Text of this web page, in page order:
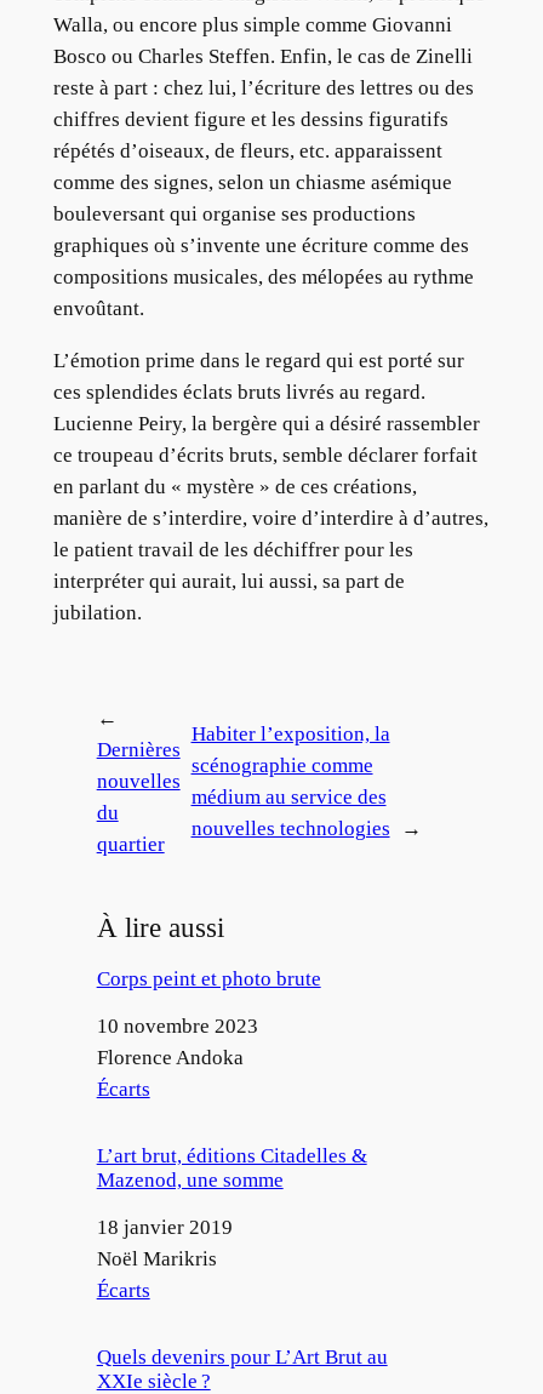
Walla, ou encore plus simple comme Giovanni
Bosco ou Charles Steffen. Enfin, le cas de Zinelli
reste à part : chez lui, l’écriture des lettres ou des
chiffres devient figure et les dessins figuratifs
répétés d’oiseaux, de fleurs, etc. apparaissent
comme des signes, selon un chiasme asémique
bouleversant qui organise ses productions
graphiques où s’invente une écriture comme des
compositions musicales, des mélopées au rythme
envoûtant.
L’émotion prime dans le regard qui est porté sur
ces splendides éclats bruts livrés au regard.
Lucienne Peiry, la bergère qui a désiré rassembler
ce troupeau d’écrits bruts, semble déclarer forfait
en parlant du « mystère » de ces créations,
manière de s’interdire, voire d’interdire à d’autres,
le patient travail de les déchiffrer pour les
interpréter qui aurait, lui aussi, sa part de
jubilation.
←
Dernières
nouvelles
du
quartier
Habiter l’exposition, la
scénographie comme
médium au service des
nouvelles technologies
→
À lire aussi
Corps peint et photo brute
Date
10 novembre 2023
Auteur
Florence Andoka
Par rapport à
Écarts
L’art brut, éditions Citadelles &
Mazenod, une somme
Date
18 janvier 2019
Auteur
Noël Marikris
Par rapport à
Écarts
Quels devenirs pour L’Art Brut au
XXIe siècle ?